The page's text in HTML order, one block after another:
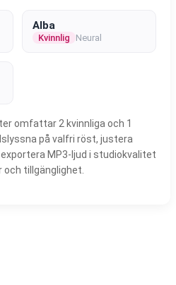
Alba
Kvinnlig Neural
omfattar 2 kvinnliga och 1
på valfri röst, justera
MP3-ljud i studiokvalitet
och tillgänglighet.